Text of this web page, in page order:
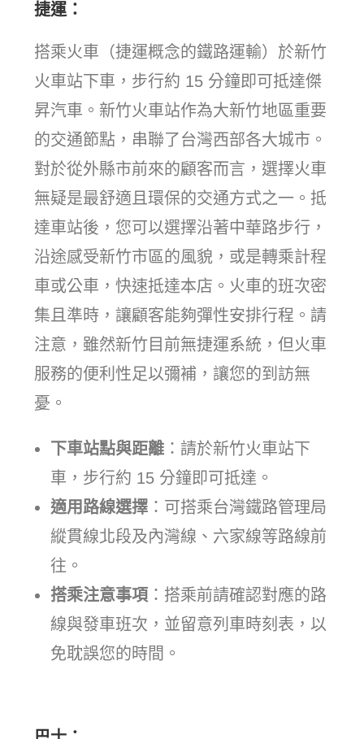
捷運：
搭乘火車（捷運概念的鐵路運輸）於新竹
火車站下車，步行約 15 分鐘即可抵達傑
昇汽車。新竹火車站作為大新竹地區重要
的交通節點，串聯了台灣西部各大城市。
對於從外縣市前來的顧客而言，選擇火車
無疑是最舒適且環保的交通方式之一。抵
達車站後，您可以選擇沿著中華路步行，
沿途感受新竹市區的風貌，或是轉乘計程
車或公車，快速抵達本店。火車的班次密
集且準時，讓顧客能夠彈性安排行程。請
注意，雖然新竹目前無捷運系統，但火車
服務的便利性足以彌補，讓您的到訪無
憂。
下車站點與距離 ：請於新竹火車站下
車，步行約 15 分鐘即可抵達。
適用路線選擇 ：可搭乘台灣鐵路管理局
縱貫線北段及內灣線、六家線等路線前
往。
搭乘注意事項 ：搭乘前請確認對應的路
線與發車班次，並留意列車時刻表，以
免耽誤您的時間。